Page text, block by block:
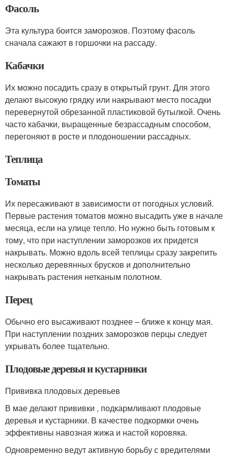
Фасоль
Эта культура боится заморозков. Поэтому фасоль
сначала сажают в горшочки на рассаду.
Кабачки
Их можно посадить сразу в открытый грунт. Для этого
делают высокую грядку или накрывают место посадки
перевернутой обрезанной пластиковой бутылкой. Очень
часто кабачки, выращенные безрассадным способом,
перегоняют в росте и плодоношении рассадных.
Теплица
Томаты
Их пересаживают в зависимости от погодных условий.
Первые растения томатов можно высадить уже в начале
месяца, если на улице тепло. Но нужно быть готовым к
тому, что при наступлении заморозков их придется
накрывать. Можно вдоль всей теплицы сразу закрепить
несколько деревянных брусков и дополнительно
накрывать растения нетканым полотном.
Перец
Обычно его высаживают позднее – ближе к концу мая.
При наступлении поздних заморозков перцы следует
укрывать более тщательно.
Плодовые деревья и кустарники
Прививка плодовых деревьев
В мае делают прививки , подкармливают плодовые
деревья и кустарники. В качестве подкормки очень
эффективны навозная жижа и настой коровяка.
Одновременно ведут активную борьбу с вредителями